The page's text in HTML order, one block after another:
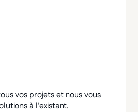
vos projets et nous vous
à l’existant.